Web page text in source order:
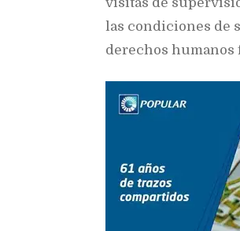
visitas de
las condiciones de
derechos humanos